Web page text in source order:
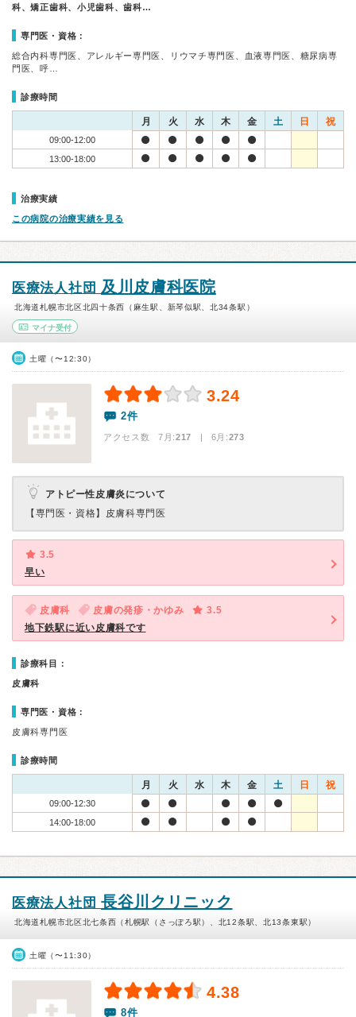
科、矯正歯科、小児歯科、歯科…
専門医・資格：
総合内科専門医、アレルギー専門医、リウマチ専門医、血液専門医、糖尿病専
門医、呼…
診療時間
月 火 水 木 金 土 日 祝
09:00-12:00
13:00-18:00
治療実績
この病院の治療実績を見る
医療法人社団 及川皮膚科医院
北海道札幌市北区北四十条西（麻生駅、新琴似駅、北34条駅）
マイナ受付
土曜（〜12:30）
3.24
2件
アクセス数 7月:217 | 6月:273
アトピー性皮膚炎について
【専門医・資格】 皮膚科専門医
3.5
早い
皮膚科 皮膚の発疹・かゆみ
3.5
地下鉄駅に近い皮膚科です
診療科目：
皮膚科
専門医・資格：
皮膚科専門医
診療時間
月 火 水 木 金 土 日 祝
09:00-12:30
14:00-18:00
医療法人社団 長谷川クリニック
北海道札幌市北区北七条西（札幌駅（さっぽろ駅）、北12条駅、北13条東駅）
土曜（〜11:30）
4.38
8件